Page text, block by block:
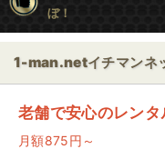
ぼ！
1-man.netイチマンネ
老舗で安心のレンタ
月額875円～